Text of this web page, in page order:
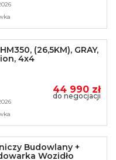
(26,5KM), GRAY,
4x4
44 990 zł
do negocjacji
Budowlany +
Wozidło